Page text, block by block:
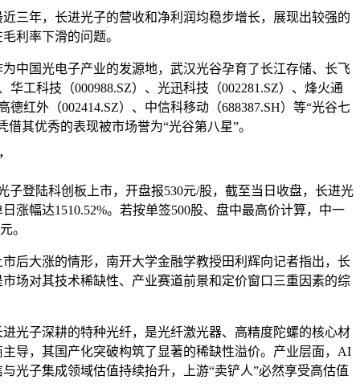
年，长进光子的营收和净利润均稳步增长，展现出较强的
利率下滑的问题。
中国光电子产业的发源地，武汉光谷孕育了长江存储、 长飞
华工科技 （000988.SZ）、 光迅科技 （002281.SZ）、 烽火通
德红外 （002414.SZ）、中信科移动（688387.SH）等“光谷七
借其优秀的表现被市场誉为“光谷第八星”。
陆科创板上市，开盘报530元/股，截至当日收盘，长进光
涨幅达1510.52%。若按单签500股、盘中最高价计算，中一
。
大涨的情形，南开大学金融学教授田利辉向记者指出，长
场对其技术稀缺性、产业赛道前景和定价窗口三重因素的综
子深耕的特种光纤，是光纤激光器、高精度陀螺的核心材
导，其国产化突破构筑了显著的稀缺性溢价。产业层面，AI
与光子集成领域估值持续抬升，上游“卖铲人”必然享受高估值